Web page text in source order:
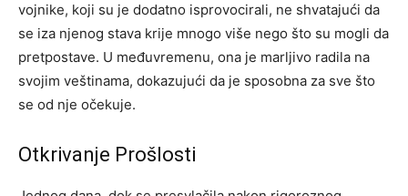
vojnike, koji su je dodatno isprovocirali, ne shvatajući da
se iza njenog stava krije mnogo više nego što su mogli da
pretpostave. U međuvremenu, ona je marljivo radila na
svojim veštinama, dokazujući da je sposobna za sve što
se od nje očekuje.
Otkrivanje Prošlosti